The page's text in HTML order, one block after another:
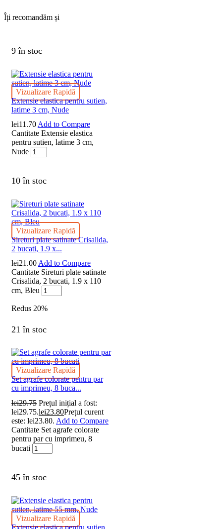
Îți recomandăm și
9 în stoc
Vizualizare Rapidă
Extensie elastica pentru sutien,
latime 3 cm, Nude
lei11.70 Add to Compare
Cantitate Extensie elastica
pentru sutien, latime 3 cm,
Nude
10 în stoc
Vizualizare Rapidă
Sireturi plate satinate Crisalida,
2 bucati, 1.9 x...
lei21.00 Add to Compare
Cantitate Sireturi plate satinate
Crisalida, 2 bucati, 1.9 x 110
cm, Bleu
Redus 20%
21 în stoc
Vizualizare Rapidă
Set agrafe colorate pentru par
cu imprimeu, 8 buca...
lei29.75 Prețul inițial a fost:
lei29.75.lei23.80Prețul curent
este: lei23.80. Add to Compare
Cantitate Set agrafe colorate
pentru par cu imprimeu, 8
bucati
45 în stoc
Vizualizare Rapidă
Extensie elastica pentru sutien,